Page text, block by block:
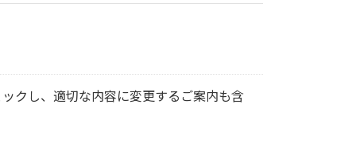
クし、適切な内容に変更するご案内も含